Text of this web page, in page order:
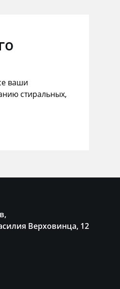
ваши
стиральных,
Верховинца, 12